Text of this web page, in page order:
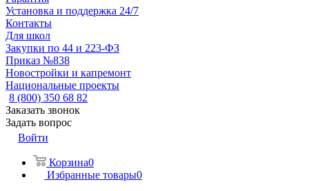
Установка и поддержка 24/7
Контакты
Для школ
Закупки по 44 и 223-ФЗ
Приказ №838
Новостройки и капремонт
Национальные проекты
8 (800) 350 68 82
Заказать звонок
Задать вопрос
Войти
Корзина0
Избранные товары0